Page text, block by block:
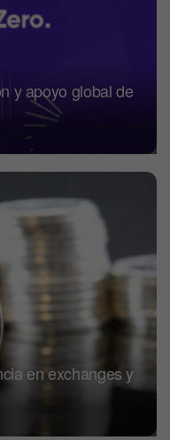
y apoyo global de
en exchanges y